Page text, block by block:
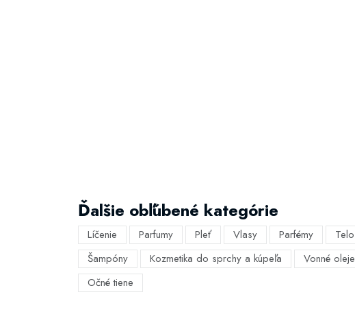
Ďalšie obľúbené kategórie
Líčenie Parfumy Pleť Vlasy Parfémy Telo
Šampóny
Kozmetika do sprchy a kúpeľa Vonné oleje
Očné tiene